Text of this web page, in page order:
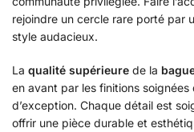
rejoindre un cercle rare porté par
style audacieux.
La qualité supérieure de la
en avant par les finitions
d’exception. Chaque détail est
offrir une pièce durable et